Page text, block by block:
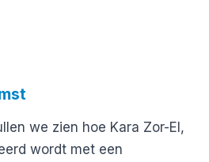
we zien hoe Kara Zor-El,
wordt met een